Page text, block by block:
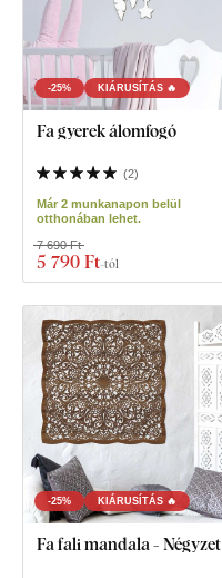
-25% KIÁRUSÍTÁS 🔥
Fa gyerek álomfogó
(2)
Már 2 munkanapon belül
otthonában lehet.
5 790 Ft-tól
7 690 Ft
-25% KIÁRUSÍTÁS 🔥
Fa fali mandala - Négyzet